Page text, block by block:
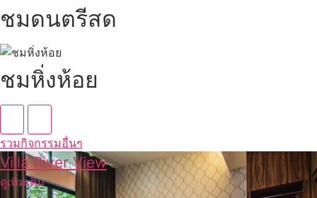
ชมดนตรีสด
ชมหิ่งห้อย
รวมกิจกรรมอื่นๆ
Villa River View
ดูเพิ่มเติม